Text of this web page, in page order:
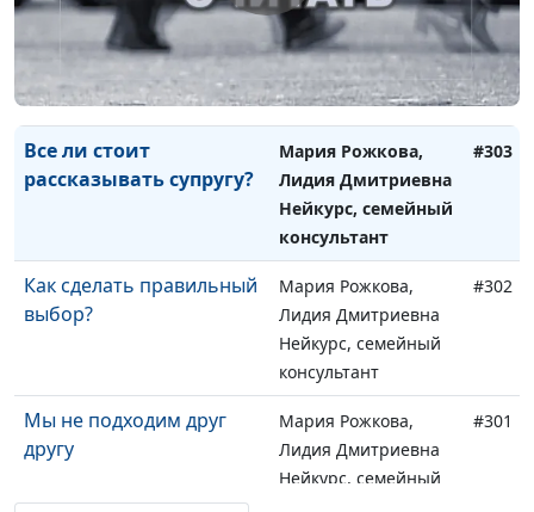
Ребенок матерится. Что
делать?
Мария Рожкова,
Лидия Дмитриевна
Нейкурс, семейный
консультант
#304
Все ли стоит
рассказывать супругу?
Мария Рожкова,
Лидия Дмитриевна
Нейкурс, семейный
консультант
#303
Как сделать правильный
выбор?
Мария Рожкова,
Лидия Дмитриевна
Нейкурс, семейный
консультант
#302
Мы не подходим друг
другу
Мария Рожкова,
Лидия Дмитриевна
Нейкурс, семейный
#301